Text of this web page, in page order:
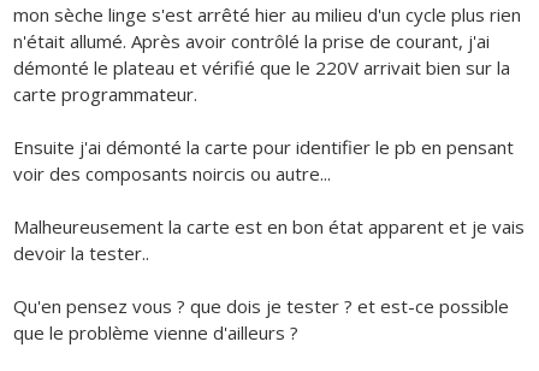
mon sèche linge s'est arrêté hier au milieu d'un cycle plus rien
n'était allumé. Après avoir contrôlé la prise de courant, j'ai
démonté le plateau et vérifié que le 220V arrivait bien sur la
carte programmateur.
Ensuite j'ai démonté la carte pour identifier le pb en pensant
voir des composants noircis ou autre...
Malheureusement la carte est en bon état apparent et je vais
devoir la tester..
Qu'en pensez vous ? que dois je tester ? et est-ce possible
que le problème vienne d'ailleurs ?